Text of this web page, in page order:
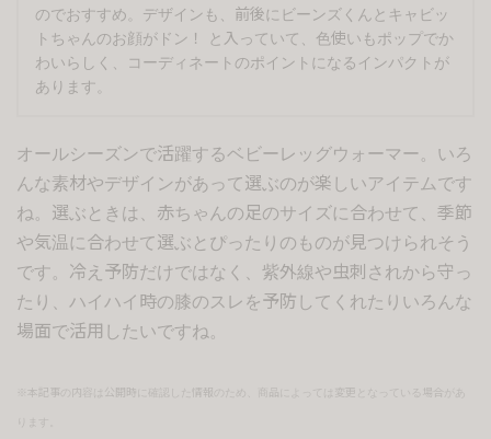
のでおすすめ。デザインも、前後にビーンズくんとキャビッ
トちゃんのお顔がドン！ と入っていて、色使いもポップでか
わいらしく、コーディネートのポイントになるインパクトが
あります。
オールシーズンで活躍するベビーレッグウォーマー。いろ
んな素材やデザインがあって選ぶのが楽しいアイテムです
ね。選ぶときは、赤ちゃんの足のサイズに合わせて、季節
や気温に合わせて選ぶとぴったりのものが見つけられそう
です。冷え予防だけではなく、紫外線や虫刺されから守っ
たり、ハイハイ時の膝のスレを予防してくれたりいろんな
場面で活用したいですね。
※本記事の内容は公開時に確認した情報のため、商品によっては変更となっている場合があ